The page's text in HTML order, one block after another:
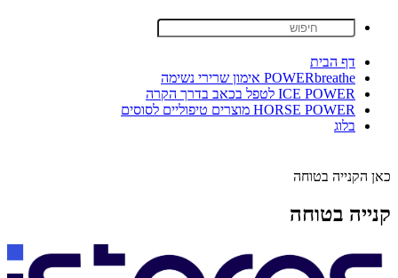
דף הבית
POWERbreathe אימון שרירי נשימה
ICE POWER לטפל בכאב בדרך הקרה
HORSE POWER מוצרים טיפוליים לסוסים
בלוג
כאן הקנייה בטוחה
קנייה בטוחה